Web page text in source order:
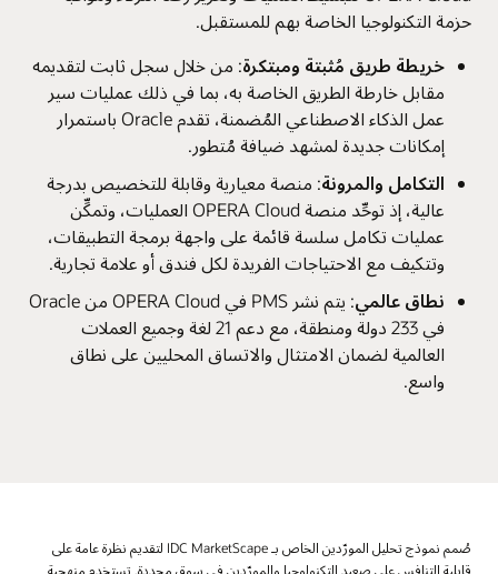
حزمة التكنولوجيا الخاصة بهم للمستقبل.
خريطة طريق مُثبتة ومبتكرة: من خلال سجل ثابت لتقديمه
مقابل خارطة الطريق الخاصة به، بما في ذلك عمليات سير
عمل الذكاء الاصطناعي المُضمنة، تقدم Oracle باستمرار
إمكانات جديدة لمشهد ضيافة مُتطور.
التكامل والمرونة: منصة معيارية وقابلة للتخصيص بدرجة
عالية، إذ توحِّد منصة OPERA Cloud العمليات، وتمكِّن
عمليات تكامل سلسة قائمة على واجهة برمجة التطبيقات،
وتتكيف مع الاحتياجات الفريدة لكل فندق أو علامة تجارية.
نطاق عالمي
: يتم نشر PMS في OPERA Cloud من Oracle
في 233 دولة ومنطقة، مع دعم 21 لغة وجميع العملات
العالمية لضمان الامتثال والاتساق المحليين على نطاق
واسع.
صُمم نموذج تحليل المورّدين الخاص بـ IDC MarketScape لتقديم نظرة عامة على
قابلية التنافس على صعيد التكنولوجيا والمورّدين في سوق محددة. تستخدم منهجية